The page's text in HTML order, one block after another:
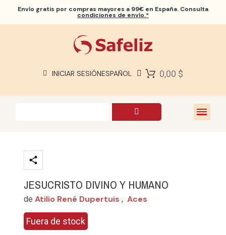
Envío gratis por compras mayores a 99€ en España. Consulta
condiciones de envío.*
INICIAR SESIÓNESPAÑOL 0,00 $
JESUCRISTO DIVINO Y HUMANO
deAtilio René Dupertuis , Aces
Fuera de stock